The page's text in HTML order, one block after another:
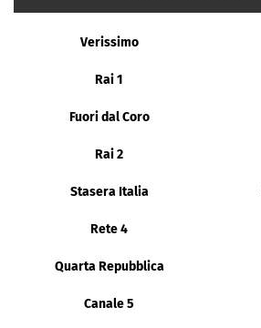
Verissimo
Rai 1
Fuori dal Coro
Rai 2
Stasera Italia
Rete 4
Quarta Repubblica
Canale 5